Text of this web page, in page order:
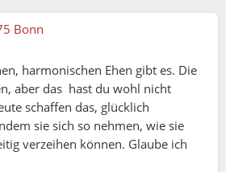
Bonn
harmonischen Ehen gibt es. Die
aber das hast du wohl nicht
schaffen das, glücklich
sie sich so nehmen, wie sie
verzeihen können. Glaube ich